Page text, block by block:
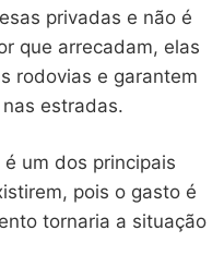
privadas e não é
que arrecadam, elas
rodovias e garantem
estradas.
um dos principais
pois o gasto é
tornaria a situação